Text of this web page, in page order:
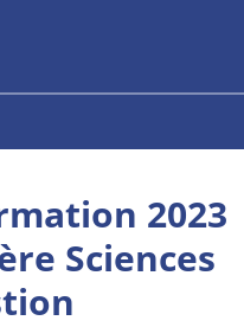
2023
Sciences